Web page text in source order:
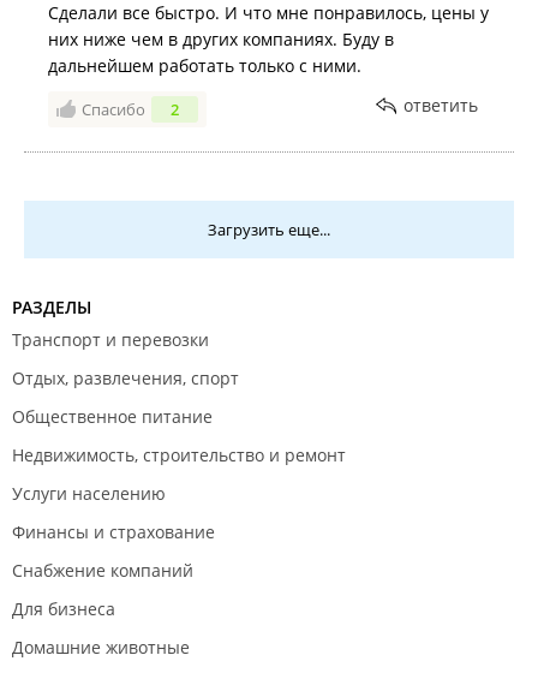
Сделали все быстро. И что мне понравилось, цены у
них ниже чем в других компаниях. Буду в
дальнейшем работать только с ними.
Спасибо 2 ответить
Загрузить еще...
РАЗДЕЛЫ
Транспорт и перевозки
Отдых, развлечения, спорт
Общественное питание
Недвижимость, строительство и ремонт
Услуги населению
Финансы и страхование
Снабжение компаний
Для бизнеса
Домашние животные